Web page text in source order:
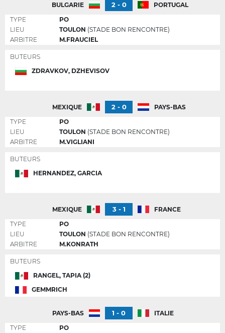
BULGARIE 2 - 0
PORTUGAL
TYPE
PO
LIEU
TOULON (STADE BON RENCONTRE)
ARBITRE
M.FRAUCIEL
BUTEURS
ZDRAVKOV, DZHEVISOV
MEXIQUE 2 - 0
PAYS-BAS
TYPE
PO
LIEU
TOULON (STADE BON RENCONTRE)
ARBITRE
M.VIGLIANI
BUTEURS
HERNANDEZ, GARCIA
MEXIQUE 3 - 1
FRANCE
TYPE
PO
LIEU
TOULON (STADE BON RENCONTRE)
ARBITRE
M.KONRATH
BUTEURS
RANGEL, TAPIA (2)
GEMMRICH
PAYS-BAS 1 - 0
ITALIE
TYPE
PO